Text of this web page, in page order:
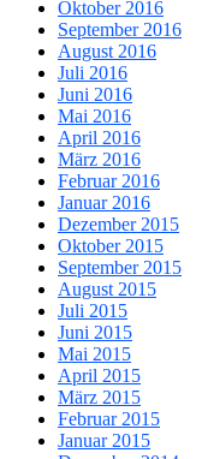
Oktober 2016
September 2016
August 2016
Juli 2016
Juni 2016
Mai 2016
April 2016
März 2016
Februar 2016
Januar 2016
Dezember 2015
Oktober 2015
September 2015
August 2015
Juli 2015
Juni 2015
Mai 2015
April 2015
März 2015
Februar 2015
Januar 2015